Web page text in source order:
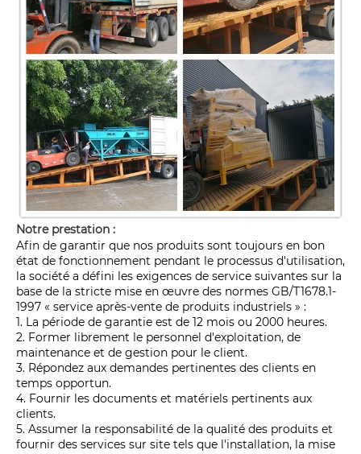
Notre prestation :
Afin de garantir que nos produits sont toujours en bon
état de fonctionnement pendant le processus d'utilisation,
la société a défini les exigences de service suivantes sur la
base de la stricte mise en œuvre des normes GB/T1678.1-
1997 « service après-vente de produits industriels » :
1. La période de garantie est de 12 mois ou 2000 heures.
2. Former librement le personnel d'exploitation, de
maintenance et de gestion pour le client.
3. Répondez aux demandes pertinentes des clients en
temps opportun.
4. Fournir les documents et matériels pertinents aux
clients.
5. Assumer la responsabilité de la qualité des produits et
fournir des services sur site tels que l'installation, la mise